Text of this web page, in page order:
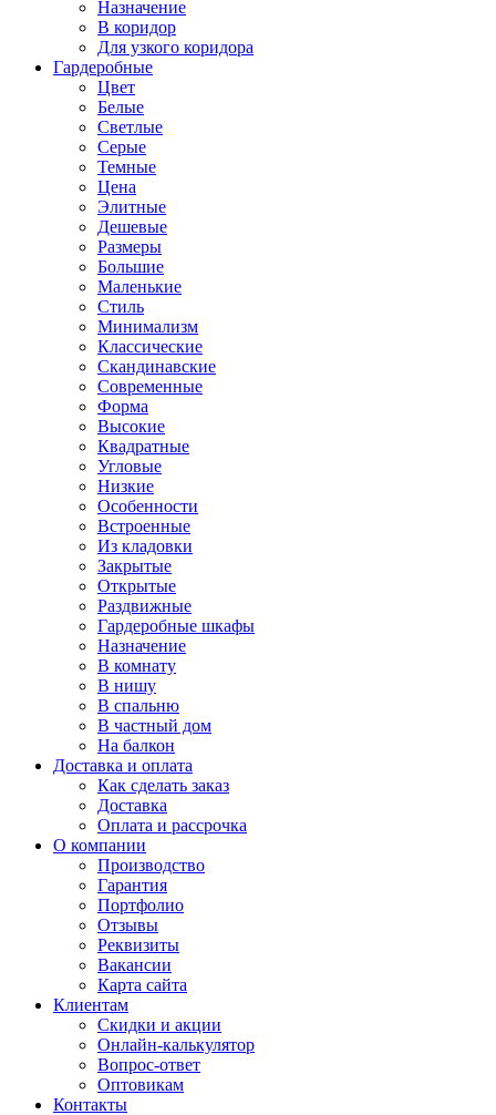
Назначение
В коридор
Для узкого коридора
Гардеробные
Цвет
Белые
Светлые
Серые
Темные
Цена
Элитные
Дешевые
Размеры
Большие
Маленькие
Стиль
Минимализм
Классические
Скандинавские
Современные
Форма
Высокие
Квадратные
Угловые
Низкие
Особенности
Встроенные
Из кладовки
Закрытые
Открытые
Раздвижные
Гардеробные шкафы
Назначение
В комнату
В нишу
В спальню
В частный дом
На балкон
Доставка и оплата
Как сделать заказ
Доставка
Оплата и рассрочка
О компании
Производство
Гарантия
Портфолио
Отзывы
Реквизиты
Вакансии
Карта сайта
Клиентам
Скидки и акции
Онлайн-калькулятор
Вопрос-ответ
Оптовикам
Контакты